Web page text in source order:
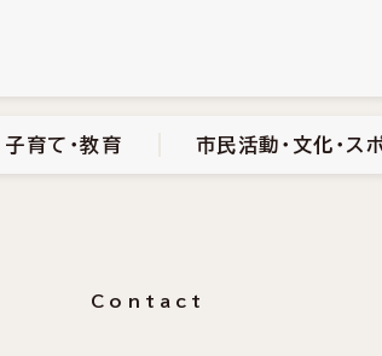
市民活動・文化・ス
子育て・教育 市民活動・文化・ス
Contact